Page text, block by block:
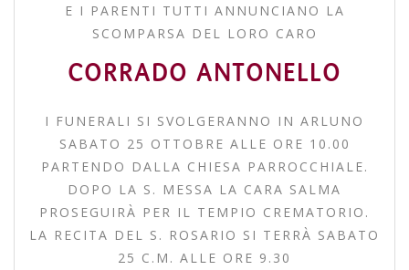
E I PARENTI TUTTI ANNUNCIANO LA
SCOMPARSA DEL LORO CARO
CORRADO ANTONELLO
I FUNERALI SI SVOLGERANNO IN ARLUNO
SABATO 25 OTTOBRE ALLE ORE 10.00
PARTENDO DALLA CHIESA PARROCCHIALE.
DOPO LA S. MESSA LA CARA SALMA
PROSEGUIRÀ PER IL TEMPIO CREMATORIO.
LA RECITA DEL S. ROSARIO SI TERRÀ SABATO
25 C.M. ALLE ORE 9.30